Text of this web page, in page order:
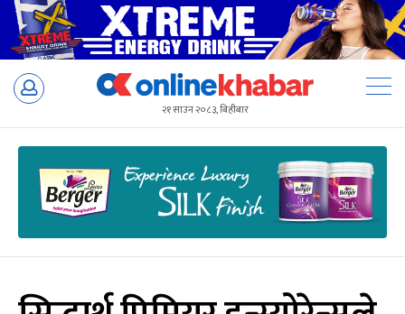
Skip
२१ साउन २०८३, बिहीबार